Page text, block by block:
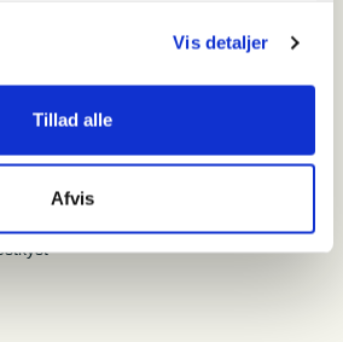
Vis detaljer
Tillad alle
Afvis
81 6857 Blåvand
75 kroner for børn